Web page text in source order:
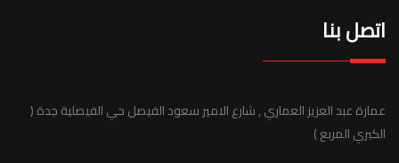
اتصل بنا
عمارة عبد العزيز العماري , شارع الامير سعود الفيصل حي الفيصلية جدة (
الكبري المربع )